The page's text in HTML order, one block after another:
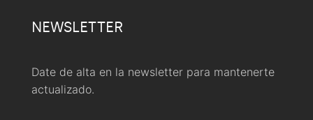
NEWSLETTER
Date de alta en la newsletter para mantenerte
actualizado.